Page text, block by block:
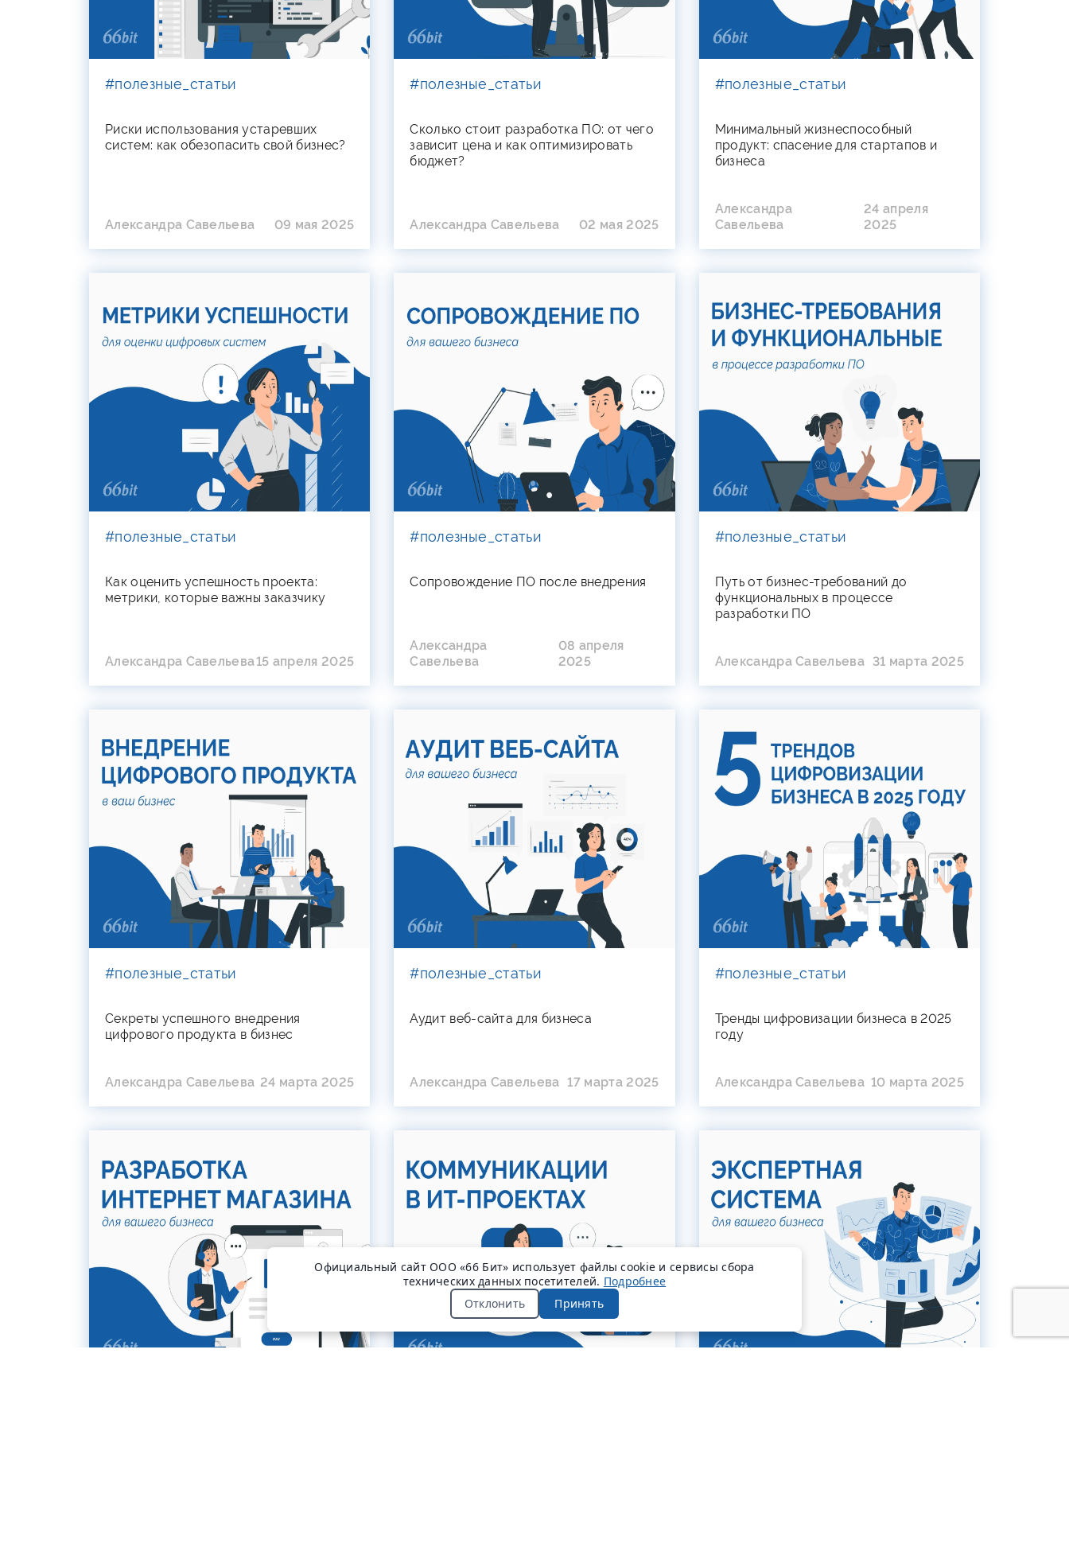
Официальный сайт ООО «66 Бит» использует файлы cookie и сервисы сбора
технических данных посетителей. Подробнее
Отклонить
Принять
#полезные_статьи
Риски использования устаревших
систем: как обезопасить свой бизнес?
Александра Савельева 09 мая 2025
#полезные_статьи
Сколько стоит разработка ПО: от чего
зависит цена и как оптимизировать
бюджет?
Александра Савельева 02 мая 2025
#полезные_статьи
Минимальный жизнеспособный
продукт: спасение для стартапов и
бизнеса
Александра
Савельева
24 апреля
2025
#полезные_статьи
Как оценить успешность проекта:
метрики, которые важны заказчику
Александра Савельева15 апреля 2025
#полезные_статьи
Сопровождение ПО после внедрения
Александра
Савельева
08 апреля
2025
#полезные_статьи
Путь от бизнес-требований до
функциональных в процессе
разработки ПО
Александра Савельева 31 марта 2025
#полезные_статьи
Секреты успешного внедрения
цифрового продукта в бизнес
Александра Савельева 24 марта 2025
#полезные_статьи
Аудит веб-сайта для бизнеса
Александра Савельева 17 марта 2025
#полезные_статьи
Тренды цифровизации бизнеса в 2025
году
Александра Савельева 10 марта 2025